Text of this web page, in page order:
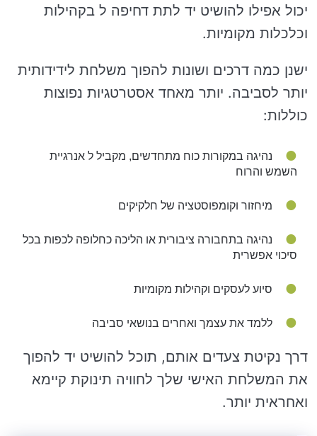
יכול אפילו להושיט יד לתת דחיפה ל בקהילות
וכלכלות מקומיות.
ישנן כמה דרכים ושונות להפוך משלחת לידידותית
יותר לסביבה. יותר מאחד אסטרטגיות נפוצות
כוללות:
נהיגה במקורות כוח מתחדשים, מקביל ל אנרגיית
השמש והרוח
מיחזור וקומפוסטציה של חלקיקים
נהיגה בתחבורה ציבורית או הליכה כחלופה לכפות בכל
סיכוי אפשרית
סיוע לעסקים וקהילות מקומיות
ללמד את עצמך ואחרים בנושאי סביבה
דרך נקיטת צעדים אותם, תוכל להושיט יד להפוך
את המשלחת האישי שלך לחוויה תינוקת קיימא
ואחראית יותר.